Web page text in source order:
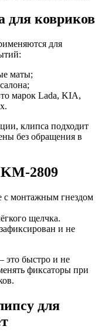
для ковриков
для
маты;
марок Lada, KIA,
клипса подходит
без обращения в
2809
с монтажным гнездом
щелчка.
и не
это быстро и не
фиксаторы при
для